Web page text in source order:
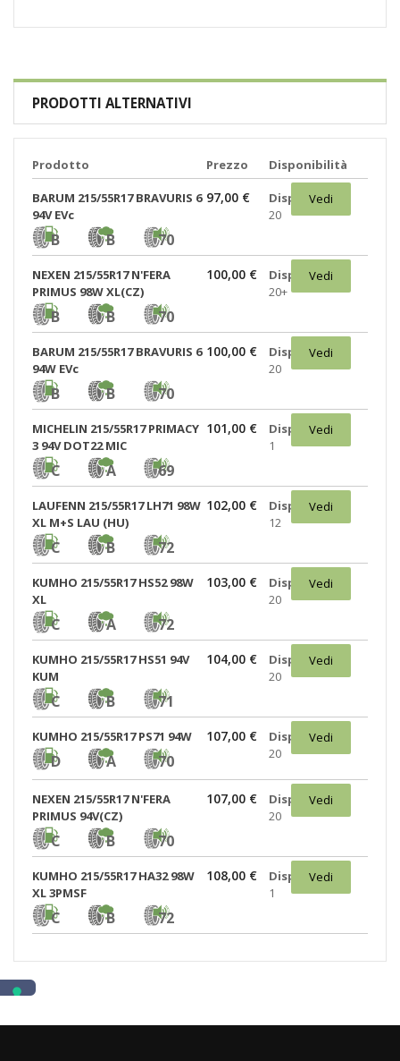
PRODOTTI ALTERNATIVI
Prodotto Prezzo Disponibilità
BARUM 215/55R17 BRAVURIS 6
94V EVc
B B 70
97,00 €
Disponibili:
20
Vedi
NEXEN 215/55R17 N'FERA
PRIMUS 98W XL(CZ)
B B 70
100,00 €
Disponibili:
20+
Vedi
BARUM 215/55R17 BRAVURIS 6
94W EVc
B B 70
100,00 €
Disponibili:
20
Vedi
MICHELIN 215/55R17 PRIMACY
3 94V DOT22 MIC
C A 69
101,00 €
Disponibili:
1
Vedi
LAUFENN 215/55R17 LH71 98W
XL M+S LAU (HU)
C B 72
102,00 €
Disponibili:
12
Vedi
KUMHO 215/55R17 HS52 98W
XL
C A 72
103,00 €
Disponibili:
20
Vedi
KUMHO 215/55R17 HS51 94V
KUM
C B 71
104,00 €
Disponibili:
20
Vedi
KUMHO 215/55R17 PS71 94W
D A 70
107,00 €
Disponibili:
20
Vedi
NEXEN 215/55R17 N'FERA
PRIMUS 94V(CZ)
C B 70
107,00 €
Disponibili:
20
Vedi
KUMHO 215/55R17 HA32 98W
XL 3PMSF
C B 72
108,00 €
Disponibili:
1
Vedi